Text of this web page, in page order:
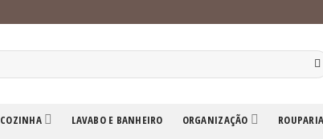
COZINHA LAVABO E BANHEIRO ORGANIZAÇÃO ROUPARIA